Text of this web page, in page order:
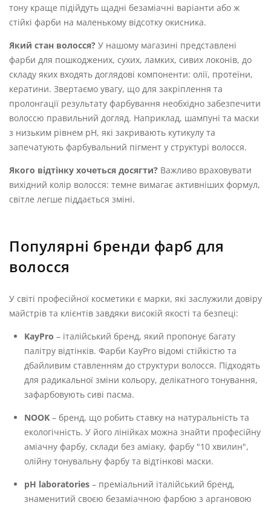
тону краще підійдуть щадні безаміачні варіанти або ж
стійкі фарби на маленькому відсотку окисника.
Який стан волосся? У нашому магазині представлені
фарби для пошкоджених, сухих, ламких, сивих локонів, до
складу яких входять доглядові компоненти: олії, протеїни,
кератини. Звертаємо увагу, що для закріплення та
пролонгації результату фарбування необхідно забезпечити
волоссю правильний догляд. Наприклад, шампуні та маски
з низьким рівнем рН, які закривають кутикулу та
запечатують фарбувальний пігмент у структурі волосся.
Якого відтінку хочеться досягти? Важливо враховувати
вихідний колір волосся: темне вимагає активніших формул,
світле легше піддається зміні.
Популярні бренди фарб для
волосся
У світі професійної косметики є марки, які заслужили довіру
майстрів та клієнтів завдяки високій якості та безпеці:
KayPro – італійський бренд, який пропонує багату
палітру відтінків. Фарби KayPro відомі стійкістю та
дбайливим ставленням до структури волосся. Підходять
для радикальної зміни кольору, делікатного тонування,
зафарбовують сиві пасма.
NOOK – бренд, що робить ставку на натуральність та
екологічність. У його лінійках можна знайти професійну
аміачну фарбу, склади без аміаку, фарбу "10 хвилин",
олійну тонувальну фарбу та відтінкові маски.
pH laboratories – преміальний італійський бренд,
знаменитий своєю безаміачною фарбою з аргановою